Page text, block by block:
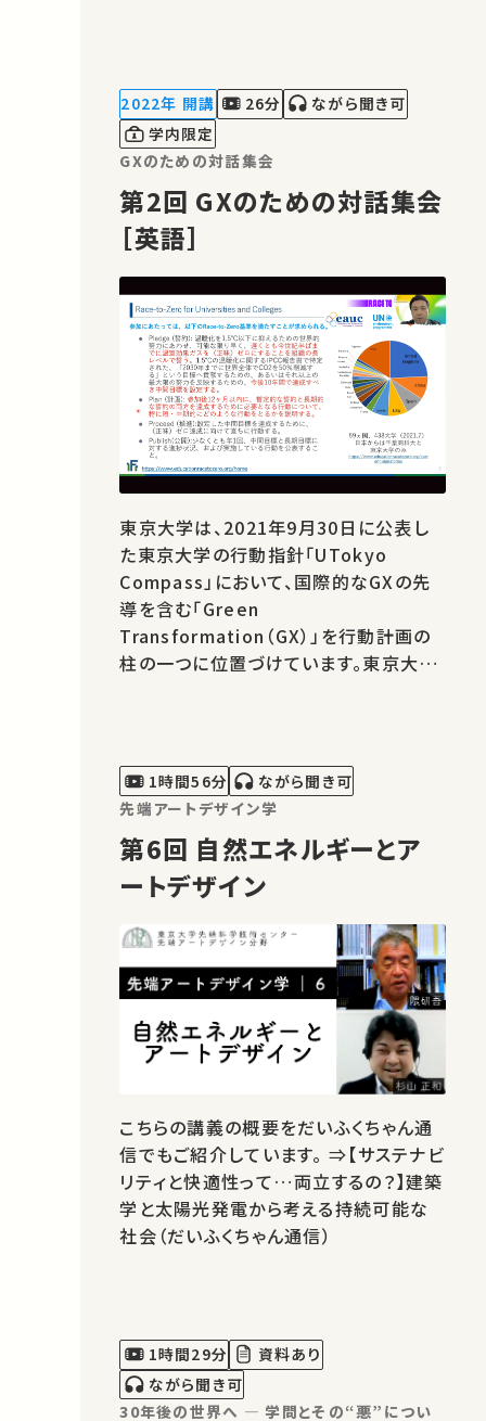
った登壇者と参加者の意見交換は本映
像に収録されていません。 英語（同時通
訳付き）の動画はこちら
2022年 開講 26分
ながら聞き可
学内限定
GXのための対話集会
第2回 GXのための対話集会
［英語］
東京大学は、2021年9月30日に公表し
た東京大学の行動指針「UTokyo
Compass」において、国際的なGXの先
導を含む「Green
Transformation（GX）」を行動計画の
柱の一つに位置づけています。東京大学
Error List in Translation (1) Time
in video -&gt; 5:32 Translator's
speaking -&gt; Chiba Commercial
Un…
1時間56分
ながら聞き可
先端アートデザイン学
第6回 自然エネルギーとア
ートデザイン
こちらの講義の概要をだいふくちゃん通
信でもご紹介しています。 ⇒【サステナビ
リティと快適性って…両立するの？】建築
学と太陽光発電から考える持続可能な
社会（だいふくちゃん通信）
1時間29分
資料あり
ながら聞き可
30年後の世界へ ― 学問とその“悪”につい